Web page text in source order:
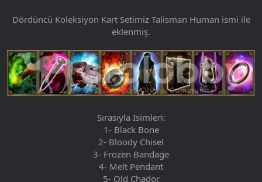
Dördüncü Koleksiyon Kart Setimiz Talisman Human ismi ile
eklenmiş.
Sırasıyla İsimleri:
1- Black Bone
2- Bloody Chisel
3- Frozen Bandage
4- Melt Pendant
5- Old Chador